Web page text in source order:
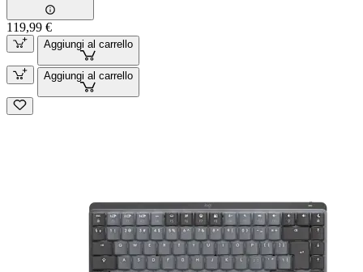
119,99 €
Aggiungi al carrello
Aggiungi al carrello